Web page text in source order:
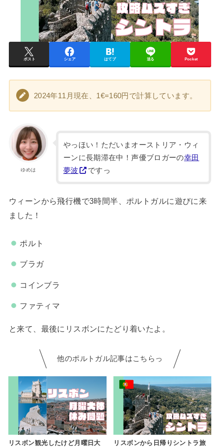
ポスト シェア はてブ 送る Pocket
2024年11月現在、1€=160円で計算しています。
ゆめは
やっほい！ただいまオーストリア・ウィ
ーンに長期滞在中！声優ブロガーの幸田
夢波
ですっ
ウィーンから飛行機で3時間半、ポルトガルに遊びに来
ました！
ポルト
ブラガ
コインブラ
ファティマ
と来て、最後にリスボンにたどり着いたよ。
他のポルトガル記事はこちらっ
リスボン観光したけど月曜日大
リスボンから日帰りシントラ旅